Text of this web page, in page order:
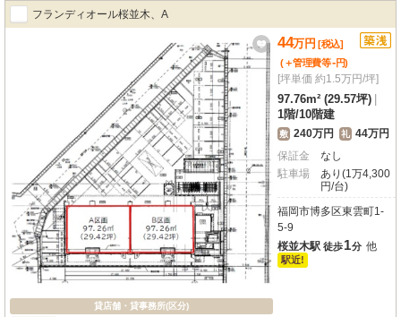
フランディオール桜並木、A
貸店舗・貸事務所(区分)
44万円 [税込]
(＋管理費等-円)
[坪単価 約1.5万円/坪]
97.76m² (29.57坪)
1階/10階建
敷 240万円 礼 44万円
保証金
なし
駐車場
あり(1万4,300
円/台)
福岡市博多区東雲町1-
5-9
桜並木駅 徒歩1分 他
駅近!